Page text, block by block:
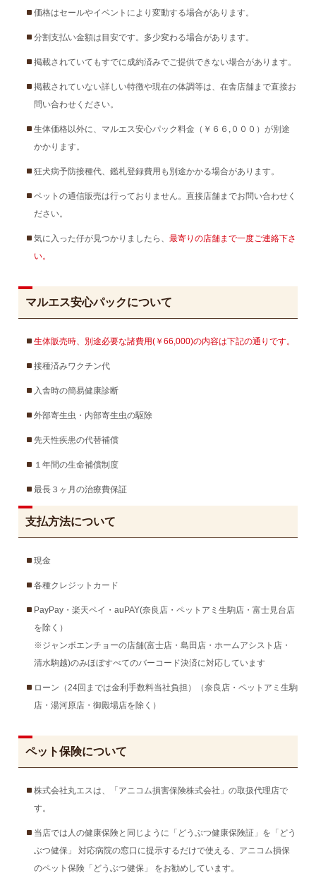
価格はセールやイベントにより変動する場合があります。
分割支払い金額は目安です。多少変わる場合があります。
掲載されていてもすでに成約済みでご提供できない場合があります。
掲載されていない詳しい特徴や現在の体調等は、在舎店舗まで直接お
問い合わせください。
生体価格以外に、マルエス安心パック料金（￥６６,０００）が別途
かかります。
狂犬病予防接種代、鑑札登録費用も別途かかる場合があります。
ペットの通信販売は行っておりません。直接店舗までお問い合わせく
ださい。
気に入った仔が見つかりましたら、 最寄りの店舗まで一度ご連絡下さ
い。
マルエス安心パックについて
生体販売時、別途必要な諸費用(￥66,000)の内容は下記の通りです。
接種済みワクチン代
入舎時の簡易健康診断
外部寄生虫・内部寄生虫の駆除
先天性疾患の代替補償
１年間の生命補償制度
最長３ヶ月の治療費保証
支払方法について
現金
各種クレジットカード
PayPay・楽天ペイ・auPAY(奈良店・ペットアミ生駒店・富士見台店
を除く）
※ジャンボエンチョーの店舗(富士店・島田店・ホームアシスト店・
清水駒越)のみほぼすべてのバーコード決済に対応しています
ローン（24回までは金利手数料当社負担）（奈良店・ペットアミ生駒
店・湯河原店・御殿場店を除く）
ペット保険について
株式会社丸エスは、「アニコム損害保険株式会社」の取扱代理店で
す。
当店では人の健康保険と同じように「どうぶつ健康保険証」を「どう
ぶつ健保」 対応病院の窓口に提示するだけで使える、アニコム損保
のペット保険「どうぶつ健保」 をお勧めしています。